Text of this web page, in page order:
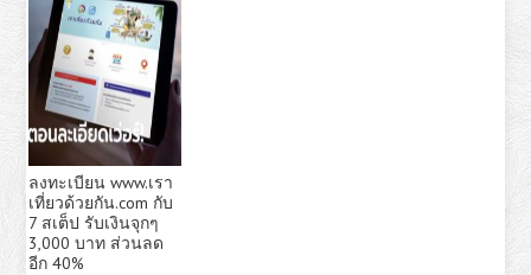
ลงทะเบียน www.เรา
เที่ยวด้วยกัน.com กับ
7 สเต็ป รับเงินจุกๆ
3,000 บาท ส่วนลด
อีก 40%